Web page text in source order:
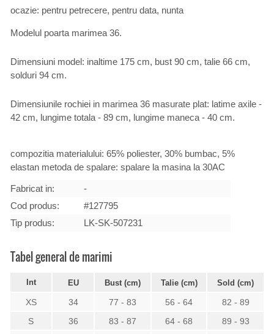
ocazie: pentru petrecere, pentru data, nunta
Modelul poarta marimea 36.
Dimensiuni model: inaltime 175 cm, bust 90 cm, talie 66 cm,
solduri 94 cm.
Dimensiunile rochiei in marimea 36 masurate plat: latime axile -
42 cm, lungime totala - 89 cm, lungime maneca - 40 cm.
compozitia materialului: 65% poliester, 30% bumbac, 5%
elastan metoda de spalare: spalare la masina la 30AC
Fabricat in:
-
Cod produs:
#127795
Tip produs:
LK-SK-507231
Tabel general de marimi
Int EU Bust (cm) Talie (cm) Sold (cm)
XS 34 77 - 83 56 - 64
82 - 89
S
36 83 - 87 64 - 68
89 - 93